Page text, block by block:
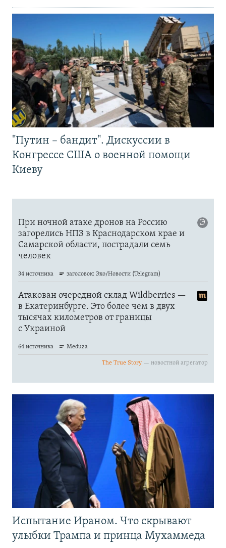
"Путин – бандит". Дискуссии в
Конгрессе США о военной помощи
Киеву
Испытание Ираном. Что скрывают
улыбки Трампа и принца Мухаммеда